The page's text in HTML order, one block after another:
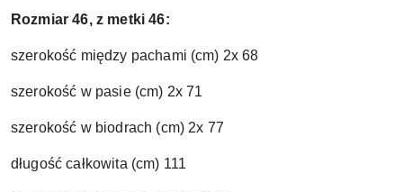
Rozmiar 46, z metki 46:
szerokość między pachami (cm) 2x 68
szerokość w pasie (cm) 2x 71
szerokość w biodrach (cm) 2x 77
długość całkowita (cm) 111